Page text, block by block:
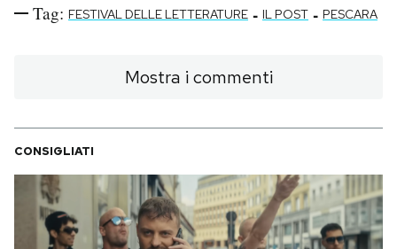
Tag: FESTIVAL DELLE LETTERATURE - IL POST - PESCARA
Mostra i commenti
CONSIGLIATI